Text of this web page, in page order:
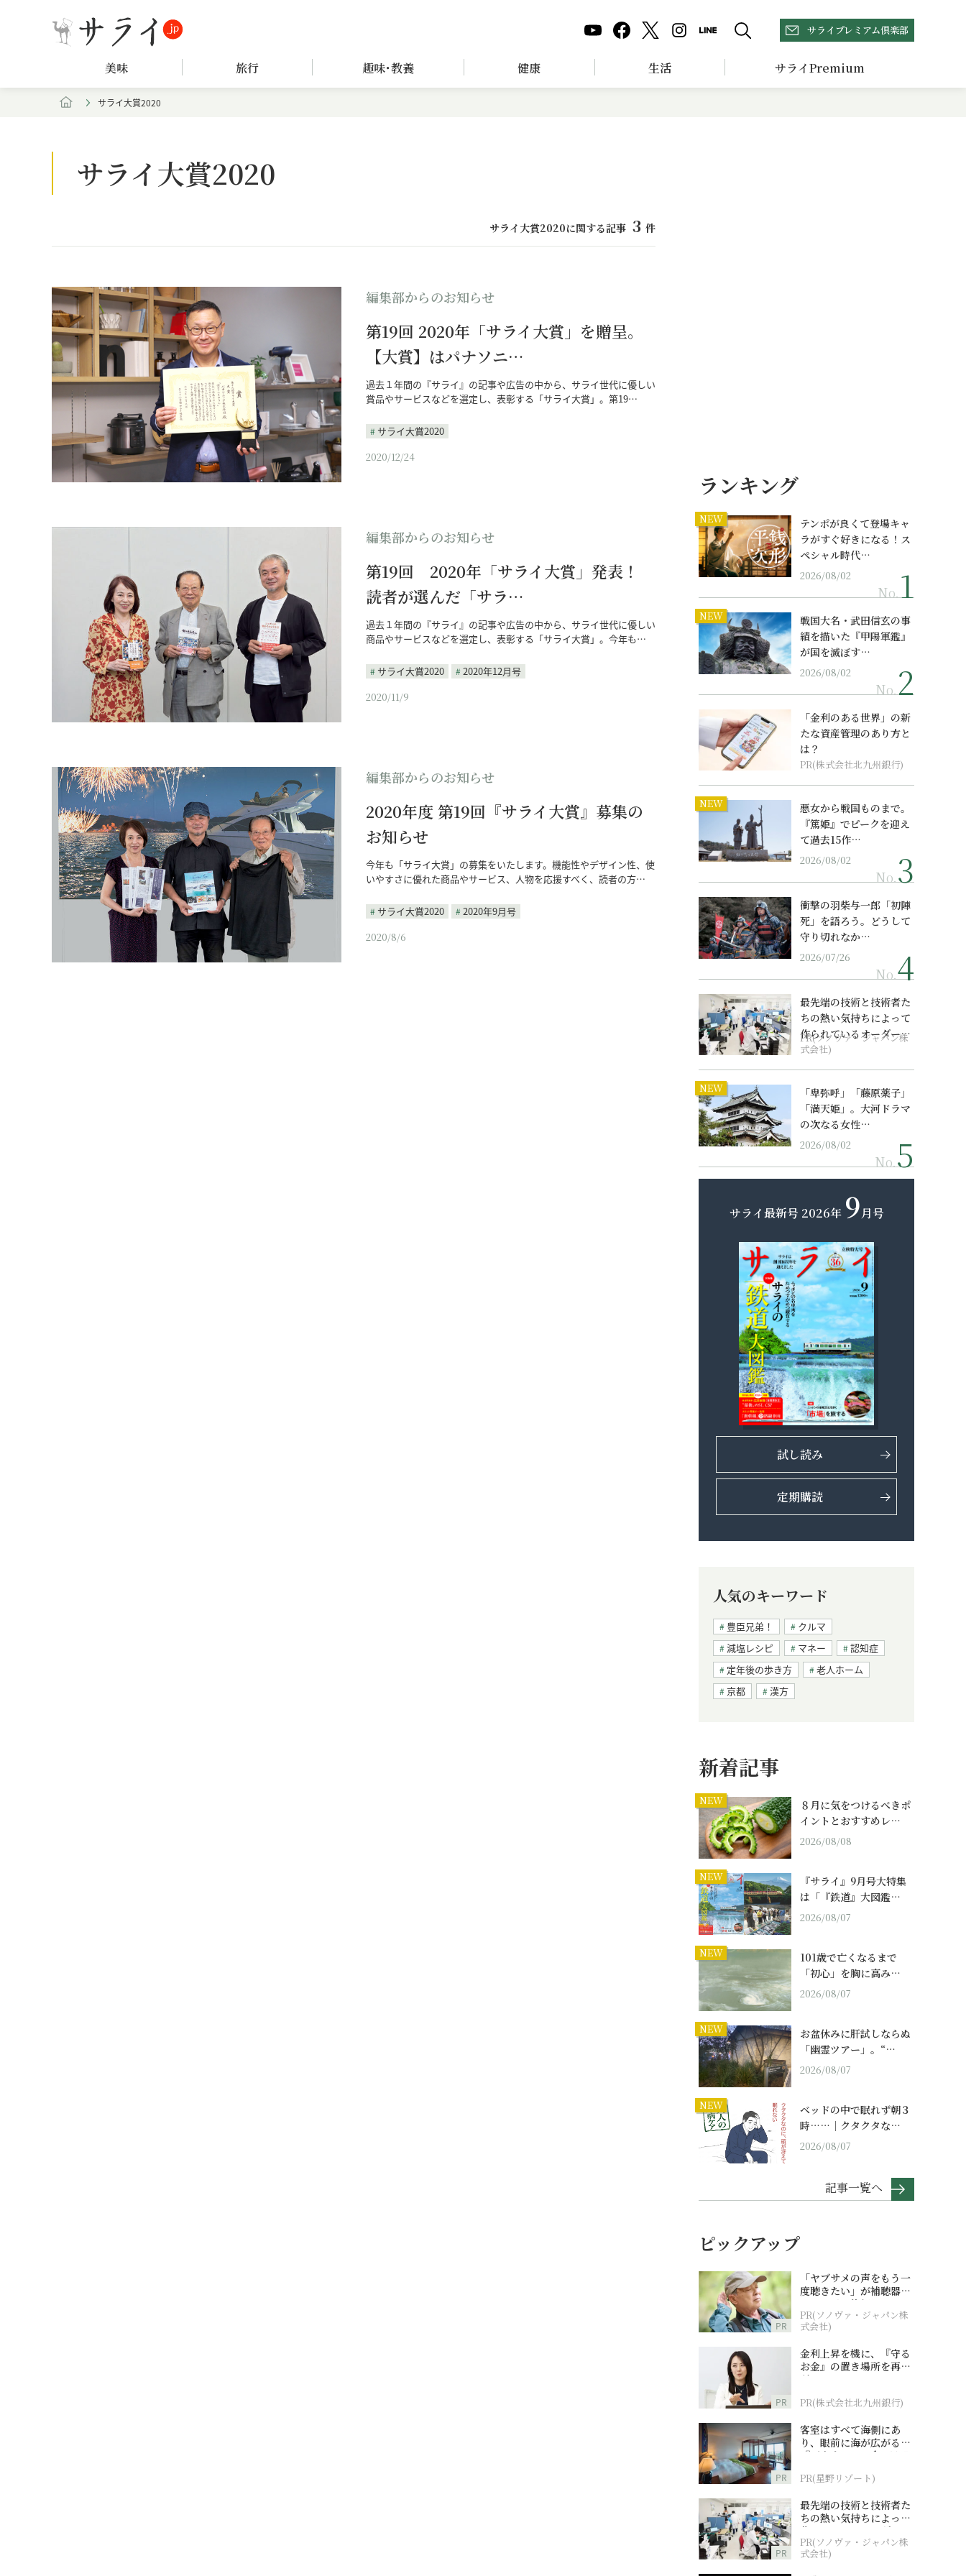
サライプレミアム倶楽部
美味 旅行 趣味･教養 健康 生活 サライPremium
サライ大賞2020
サライ大賞2020
サライ大賞2020に関する記事 3 件
編集部からのお知らせ
第19回 2020年「サライ大賞」を贈呈。
【大賞】はパナソニ…
過去１年間の『サライ』の記事や広告の中から、サライ世代に優しい
賞品やサービスなどを選定し、表彰する「サライ大賞」。第19…
サライ大賞2020
2020/12/24
編集部からのお知らせ
第19回 2020年「サライ大賞」発表！
読者が選んだ「サラ…
過去１年間の『サライ』の記事や広告の中から、サライ世代に優しい
商品やサービスなどを選定し、表彰する「サライ大賞」。今年も…
サライ大賞2020
2020年12月号
2020/11/9
編集部からのお知らせ
2020年度 第19回『サライ大賞』募集の
お知らせ
今年も「サライ大賞」の募集をいたします。機能性やデザイン性、使
いやすさに優れた商品やサービス、人物を応援すべく、読者の方…
サライ大賞2020
2020年9月号
2020/8/6
ランキング
NEW
テンポが良くて登場キャ
ラがすぐ好きになる！ス
ペシャル時代…
2026/08/02
No.
NEW
戦国大名・武田信玄の事
績を描いた『甲陽軍鑑』
が国を滅ぼす…
2026/08/02
No.
「金利のある世界」の新
たな資産管理のあり方と
は？
PR(株式会社北九州銀行)
NEW
悪女から戦国ものまで。
『篤姫』でピークを迎え
て過去15作…
2026/08/02
No.
衝撃の羽柴与一郎「初陣
死」を語ろう。どうして
守り切れなか…
2026/07/26
No.
最先端の技術と技術者た
ちの熱い気持ちによって
作られているオーダーメ
イド補聴器
PR(ソノヴァ・ジャパン株
式会社)
NEW
「卑弥呼」「藤原薬子」
「満天姫」。大河ドラマ
の次なる女性…
2026/08/02
No.
サライ最新号 2026年 9月号
試し読み
定期購読
人気のキーワード
豊臣兄弟！
クルマ
減塩レシピ
マネー
認知症
定年後の歩き方
老人ホーム
京都
漢方
新着記事
NEW
８月に気をつけるべきポ
イントとおすすめレ…
2026/08/08
NEW
『サライ』9月号大特集
は「『鉄道』大図鑑…
2026/08/07
NEW
101歳で亡くなるまで
「初心」を胸に高み…
2026/08/07
NEW
お盆休みに肝試しならぬ
「幽霊ツアー」。“…
2026/08/07
NEW
ベッドの中で眠れず朝３
時……｜クタクタな…
2026/08/07
記事一覧へ
ピックアップ
PR
「ヤブサメの声をもう一
度聴きたい」が補聴器チ
ャレンジの後押しに
PR(ソノヴァ・ジャパン株
式会社)
PR
金利上昇を機に、『守る
お金』の置き場所を再検
討
PR(株式会社北九州銀行)
PR
客室はすべて海側にあ
り、眼前に海が広がる
『西表島ホテル by 星野
PR(星野リゾート)
PR
最先端の技術と技術者た
ちの熱い気持ちによって
作られているオーダーメ
イド補聴器
PR(ソノヴァ・ジャパン株
式会社)